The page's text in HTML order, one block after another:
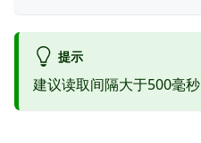
提示
建议读取间隔大于500毫秒